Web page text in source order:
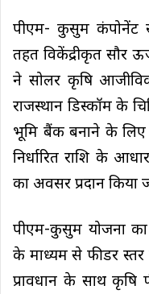
पीएम- कुसुम कंपोनेंट
तहत विकेंद्रीकृत सौर
ने सोलर कृषि
राजस्थान डिस्कॉम के
भूमि बैंक बनाने के लिए
निर्धारित राशि के
का अवसर प्रदान किया
पीएम-कुसुम योजना
के माध्यम से फीडर स्तर
प्रावधान के साथ कृषि